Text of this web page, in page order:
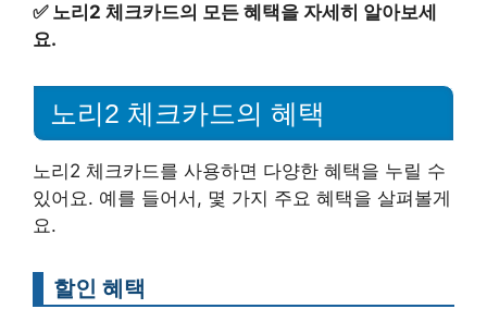
✅ 노리2 체크카드의 모든 혜택을 자세히 알아보세
요.
노리2 체크카드의 혜택
노리2 체크카드를 사용하면 다양한 혜택을 누릴 수
있어요. 예를 들어서, 몇 가지 주요 혜택을 살펴볼게
요.
할인 혜택